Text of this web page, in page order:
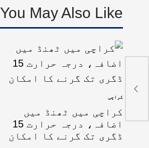
You May Also Like
کراچی
کراچی میں ٹھنڈ میں
اضافہ، درجہ حرارت 15
ڈگری تک گرنے کا امکان